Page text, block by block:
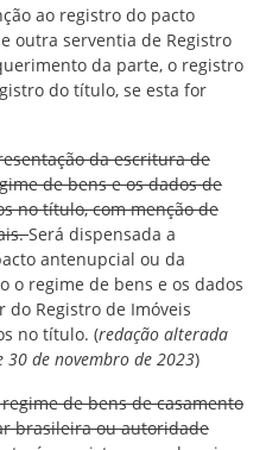
ao registro do pacto
outra serventia de Registro
da parte, o registro
do título, se esta for
da escritura de
de bens e os dados de
no título, com menção de
Será dispensada a
antenupcial ou da
o regime de bens e os dados
Registro de Imóveis
no título. (redação alterada
de novembro de 2023)
de bens de casamento
brasileira ou autoridade